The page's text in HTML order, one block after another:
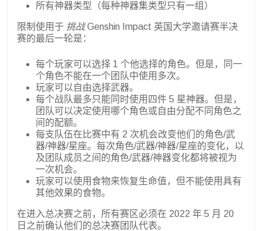
所有神器类型（每种神器集类型只有一组）
限制使用于 挑战Genshin Impact 英国大学邀请赛半决
赛的最后一轮是：
每个玩家可以选择 1 个他选择的角色。但是，同一
个角色不能在一个团队中使用多次。
玩家可以自由选择武器。
每个战队最多只能同时使用四件 5 星神器。但是，
团队可以决定使用哪个角色或自由分配不同角色之
间的配额。
每支队伍在比赛中有 2 次机会改变他们的角色/武
器/神器/星座。每次角色/武器/神器/星座的变化，以
及团队成员之间的角色/武器/神器变化都将被视为
一次机会。
玩家可以使用食物来恢复生命值，但不能使用具有
其他效果的食物。
在进入总决赛之前，所有赛区必须在 2022 年 5 月 20
日之前确认他们的总决赛团队代表。